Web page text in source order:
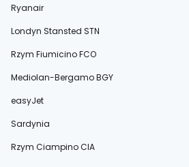
Ryanair
Londyn Stansted STN
Rzym Fiumicino FCO
Mediolan-Bergamo BGY
easyJet
Sardynia
Rzym Ciampino CIA